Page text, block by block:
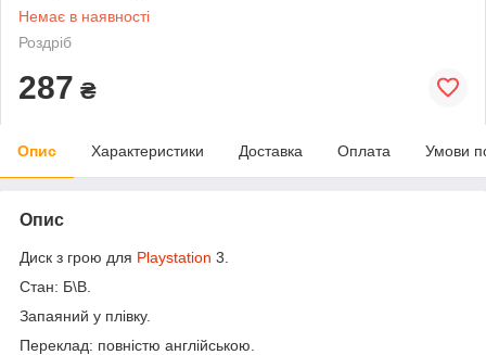
Немає в наявності
Роздріб
287 ₴
Опис Характеристики Доставка Оплата Умови
Опис
Диск з грою для Playstation 3.
Стан: Б\В.
Запаяний у плівку.
Переклад: повністю англійською.